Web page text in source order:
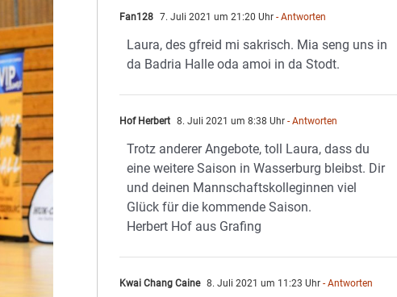
Fan128 7. Juli 2021 um 21:20 Uhr - Antworten
Laura, des gfreid mi sakrisch. Mia seng uns in
da Badria Halle oda amoi in da Stodt.
Hof Herbert 8. Juli 2021 um 8:38 Uhr - Antworten
Trotz anderer Angebote, toll Laura, dass du
eine weitere Saison in Wasserburg bleibst. Dir
und deinen Mannschaftskolleginnen viel
Glück für die kommende Saison.
Herbert Hof aus Grafing
Kwai Chang Caine 8. Juli 2021 um 11:23 Uhr - Antworten